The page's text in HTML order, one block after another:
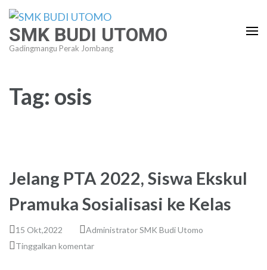
Lompat
konten
(Tekan
SMK BUDI UTOMO
Gadingmangu Perak Jombang
Tag: osis
Jelang PTA 2022, Siswa Ekskul
Pramuka Sosialisasi ke Kelas
15 Okt,2022
Administrator SMK Budi Utomo
Tinggalkan komentar